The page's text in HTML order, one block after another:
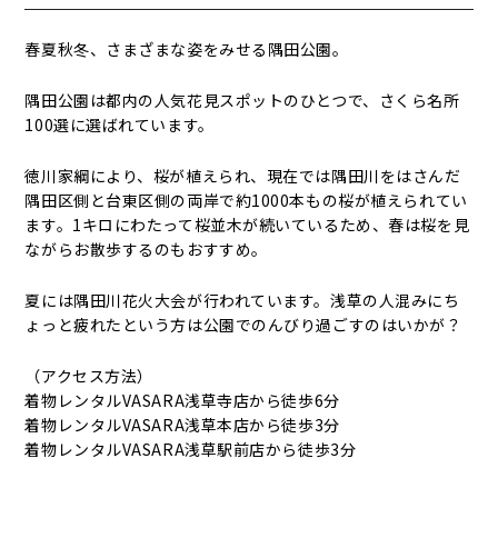
春夏秋冬、さまざまな姿をみせる隅田公園。
隅田公園は都内の人気花見スポットのひとつで、さくら名所
100選に選ばれています。
徳川家綱により、桜が植えられ、現在では隅田川をはさんだ
隅田区側と台東区側の両岸で約1000本もの桜が植えられてい
ます。1キロにわたって桜並木が続いているため、春は桜を見
ながらお散歩するのもおすすめ。
夏には隅田川花火大会が行われています。浅草の人混みにち
ょっと疲れたという方は公園でのんびり過ごすのはいかが？
（アクセス方法）
着物レンタルVASARA浅草寺店から徒歩6分
着物レンタルVASARA浅草本店から徒歩3分
着物レンタルVASARA浅草駅前店から徒歩3分